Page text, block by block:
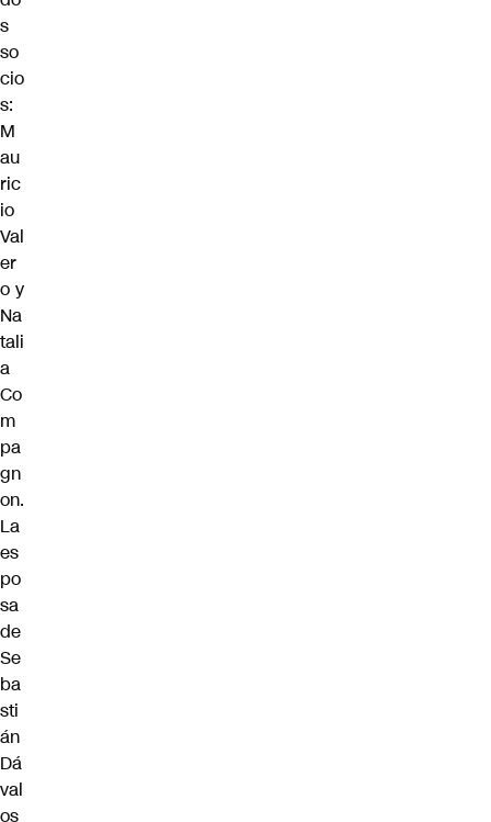
s
so
cio
s:
M
au
ric
io
Val
er
o y
Na
tali
a
Co
m
pa
gn
on.
La
es
po
sa
de
Se
ba
sti
án
Dá
val
os